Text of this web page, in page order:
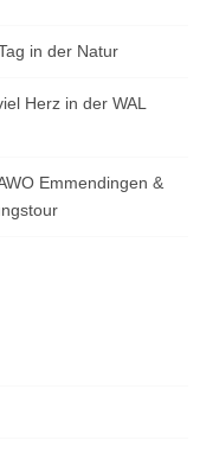
in der Natur
Herz in der WAL
Emmendingen &